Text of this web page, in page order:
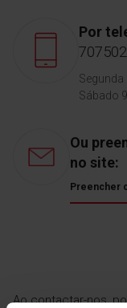
Por
Segunda
Sábado
Ou
no site:
Preencher
Ao contactar-nos,